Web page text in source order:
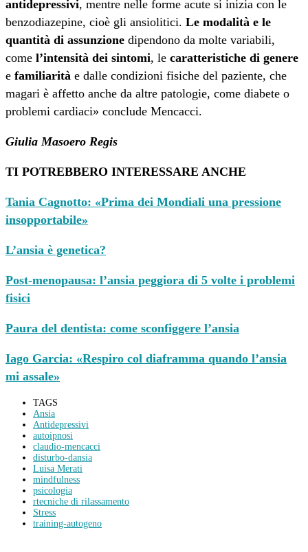
antidepressivi, mentre nelle forme acute si inizia con le
benzodiazepine, cioè gli ansiolitici. Le modalità e le
quantità di assunzione dipendono da molte variabili,
come l’intensità dei sintomi, le caratteristiche di genere
e familiarità e dalle condizioni fisiche del paziente, che
magari è affetto anche da altre patologie, come diabete o
problemi cardiaci» conclude Mencacci.
Giulia Masoero Regis
TI POTREBBERO INTERESSARE ANCHE
Tania Cagnotto: «Prima dei Mondiali una pressione
insopportabile»
L’ansia è genetica?
Post-menopausa: l’ansia peggiora di 5 volte i problemi
fisici
Paura del dentista: come sconfiggere l’ansia
Iago Garcia: «Respiro col diaframma quando l’ansia
mi assale»
TAGS
Ansia
Antidepressivi
autoipnosi
claudio-mencacci
disturbo-dansia
Luisa Merati
mindfulness
psicologia
rtecniche di rilassamento
Stress
training-autogeno